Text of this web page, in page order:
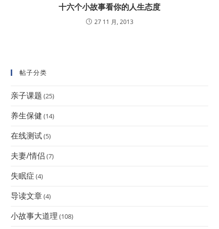
十六个小故事看你的人生态度
27 11 月, 2013
帖子分类
亲子课题 (25)
养生保健 (14)
在线测试(5)
夫妻/情侣 (7)
失眠症 (4)
导读文章(4)
小故事大道理 (108)